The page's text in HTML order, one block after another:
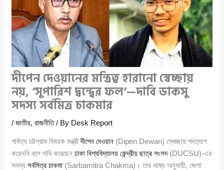
দীপেন দেওয়ানের মন্ত্রিত্ব হারানো স্বেচ্ছায়
নয়, ‘সুপারিশ দ্বন্দ্বের ফল’—দাবি ডাকসু
সদস্য সর্বমিত্র চাকমার
/জাতীয়,রাজনীতি/ By Desk Report
পার্বত্য চট্টগ্রাম বিষয়ক মন্ত্রীদীপেন দেওয়ান (Dipen Dewan) স্বেচ্ছায় পদত্যাগ
করেননি বলে দাবি করেছেনঢাকা বিশ্ববিদ্যালয় কেন্দ্রীয় ছাত্র সংসদ(DUCSU)-এর
সদস্যসর্বমিত্র চাকমা (Sarbamitra Chakma)। তার ভাষ্য অনুযায়ী, জেলা